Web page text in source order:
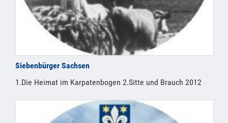
Siebenbürger Sachsen
1.Die Heimat im Karpatenbogen 2.Sitte und Brauch 2012